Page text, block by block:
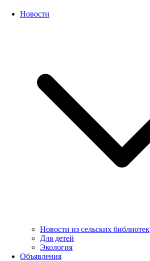
Новости
Новости из сельских библиотек
Для детей
Экология
Объявления